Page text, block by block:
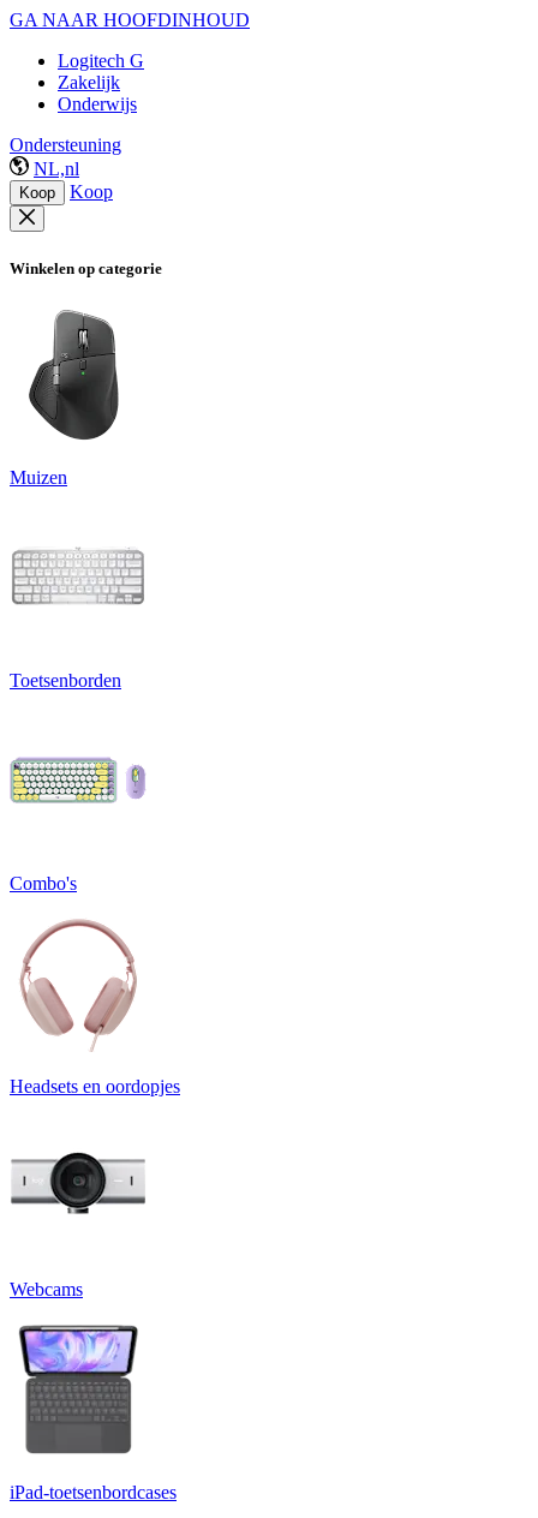
GA NAAR HOOFDINHOUD
Logitech G
Zakelijk
Onderwijs
Ondersteuning
NL,nl
Koop Koop
Winkelen op categorie
Muizen
Toetsenborden
Combo's
Headsets en oordopjes
Webcams
iPad-toetsenbordcases